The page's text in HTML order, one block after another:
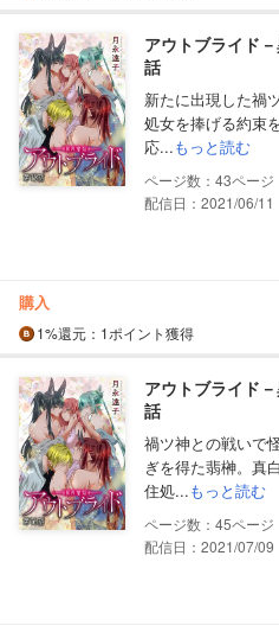
アウトブライド
話
新たに出現した禍
処女を捧げる約束
応...もっと読む
43
配信日：2021/06/11
購入
1%還元 ：1ポイント獲得
アウトブライド
話
禍ツ神との戦いで
ぎを得た翡榊。真
住処...もっと読む
45
配信日：2021/07/09